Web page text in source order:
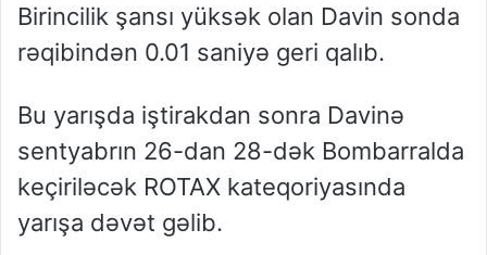
Birincilik şansı yüksək olan Davin sonda
rəqibindən 0.01 saniyə geri qalıb.
Bu yarışda iştirakdan sonra Davinə
sentyabrın 26-dan 28-dək Bombarralda
keçiriləcək ROTAX kateqoriyasında
yarışa dəvət gəlib.